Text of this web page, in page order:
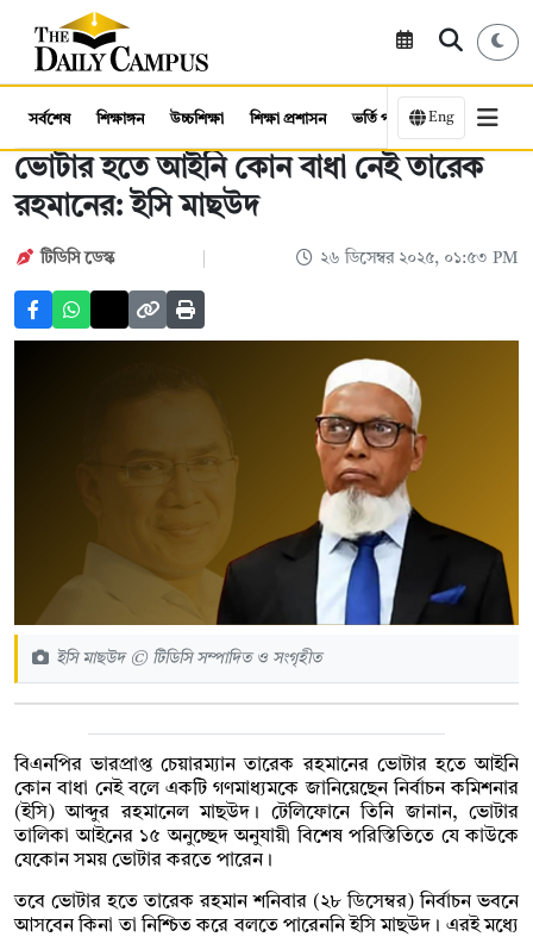
সর্বশেষ শিক্ষাঙ্গন উচ্চশিক্ষা শিক্ষা প্রশাসন ভর্তি পরীক্ষা কর্মসংস্থান
Eng
ভোটার হতে আইনি কোন বাধা নেই তারেক
রহমানের: ইসি মাছউদ
টিডিসি ‍ডেস্ক ২৬ ডিসেম্বর ২০২৫, ০১:৫৩ PM
ইসি মাছউদ © টিডিসি সম্পাদিত ও সংগৃহীত
বিএনপির ভারপ্রাপ্ত চেয়ারম্যান তারেক রহমানের ভোটার হতে আইনি
কোন বাধা নেই বলে একটি গণমাধ্যমকে জানিয়েছেন নির্বাচন কমিশনার
(ইসি) আব্দুর রহমানেল মাছউদ। টেলিফোনে তিনি জানান, ভোটার
তালিকা আইনের ১৫ অনুচ্ছেদ অনুযায়ী বিশেষ পরিস্তিতিতে যে কাউকে
যেকোন সময় ভোটার করতে পারেন।
তবে ভোটার হতে তারেক রহমান শনিবার (২৮ ডিসেম্বর) নির্বাচন ভবনে
আসবেন কিনা তা নিশ্চিত করে বলতে পারেননি ইসি মাছউদ। এরই মধ্যে